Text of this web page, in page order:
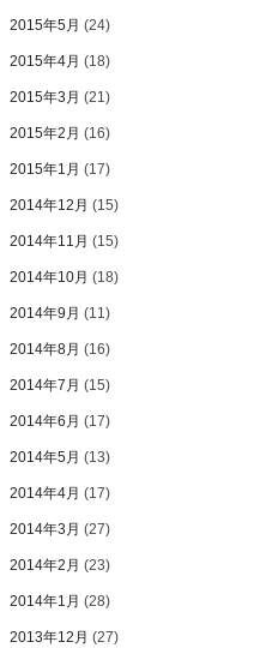
2015年5月 (24)
2015年4月 (18)
2015年3月 (21)
2015年2月 (16)
2015年1月 (17)
2014年12月 (15)
2014年11月 (15)
2014年10月 (18)
2014年9月 (11)
2014年8月 (16)
2014年7月 (15)
2014年6月 (17)
2014年5月 (13)
2014年4月 (17)
2014年3月 (27)
2014年2月 (23)
2014年1月 (28)
2013年12月 (27)